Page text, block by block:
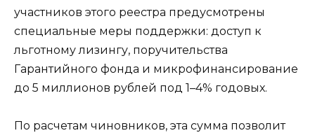
участников этого реестра предусмотрены
специальные меры поддержки: доступ к
льготному лизингу, поручительства
Гарантийного фонда и микрофинансирование
до 5 миллионов рублей под 1–4% годовых.
По расчетам чиновников, эта сумма позволит